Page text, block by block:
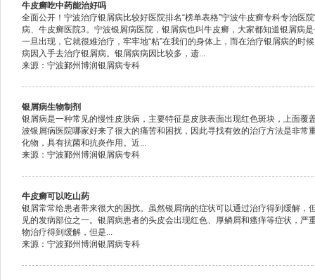
牛皮癣吃中药能治好吗
全面公开！宁波治疗银屑病比较好医院排名“榜单表格”宁波牛皮癣专科专治医
病、牛皮癣医院3。宁波银屑病医院，银屑病也叫牛皮癣，大家都知道银屑病
一旦出现，它就很难治疗，牢牢地“粘”在我们的身体上，而在治疗银屑病的时
病因入手去治疗银屑病。银屑病病因比较多，遗...
来源：宁波鄞州博润银屑病专科
银屑病生物制剂
银屑病是一种常见的慢性皮肤病，主要特征是皮肤表面出现红色斑块，上面覆
波银屑病医院哪家好来了很大的痛苦和困扰，因此寻找有效的治疗方法是非常
化物，具有抗菌和抗炎作用。近...
来源：宁波鄞州博润银屑病专科
牛皮癣可以吃山药
银屑常常给患者带来很大的困扰。虽然银屑病的症状可以通过治疗得到缓解，
见的发病部位之一。银屑病患者的头皮会出现红色、厚鳞屑和瘙痒等症状，严
物治疗得到缓解，但是...
来源：宁波鄞州博润银屑病专科